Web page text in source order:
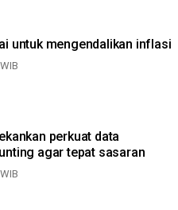
untuk mengendalikan inflasi
perkuat data
agar tepat sasaran